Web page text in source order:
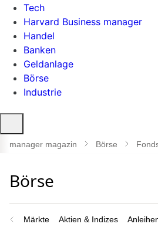
Tech
Harvard Business manager
Handel
Banken
Geldanlage
Börse
Industrie
öffnen
manager magazin Börse
Märkte Aktien & Indizes